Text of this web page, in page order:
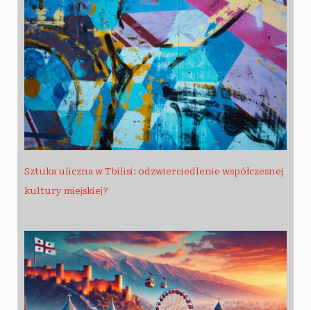
Sztuka uliczna w Tbilisi: odzwierciedlenie współczesnej
kultury miejskiej?